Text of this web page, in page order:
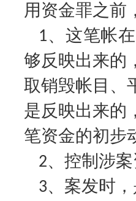
用资金罪之前
1、这笔帐
够反映出来的
取销毁帐目、
是反映出来的
笔资金的初步
2、控制涉
3、案发时